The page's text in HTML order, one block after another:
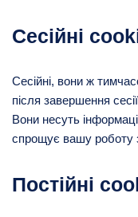
Сесійні
Сесійні, вони ж
після завершення
Вони несуть
спрощує вашу роботу
Постійні